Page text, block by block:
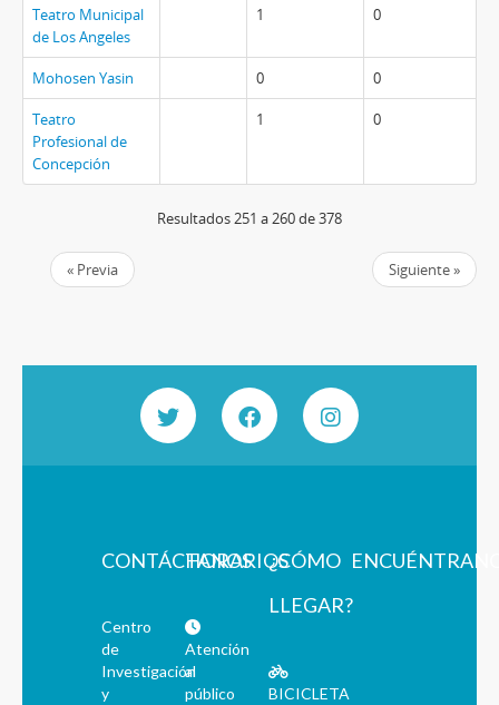
Teatro Municipal
de Los Angeles
1 0
Mohosen Yasin 0 0
Teatro
Profesional de
Concepción
1 0
Resultados 251 a 260 de 378
« Previa Siguiente »
CONTÁCTANOS
Centro
de
Investigación
y
HORARIOS
Atención
al
público
¿CÓMO
LLEGAR?
BICICLETA